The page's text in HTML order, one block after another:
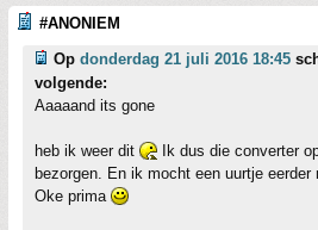
#ANONIEM
Op donderdag 21 juli 2016 18:45
volgende:
Aaaaand its gone
heb ik weer dit
Ik dus die converter
bezorgen. En ik mocht een uurtje eerder
Oke prima